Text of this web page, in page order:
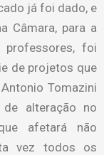
já foi dado, e
Câmara, para a
foi
de projetos que
Tomazini
alteração no
afetará não
vez todos os